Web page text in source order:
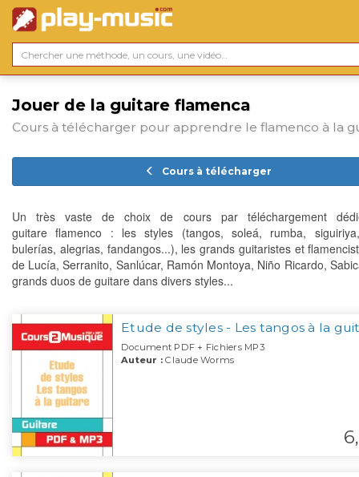
Jouer de la guitare flamenca
Cours à télécharger pour apprendre le flamenco à la
Cours à télécharger
Un très vaste de choix de cours par téléchargement
guitare flamenco : les styles (tangos, soleá, rumba,
bulerías, alegrias, fandangos...), les grands guitaristes et
de Lucía, Serranito, Sanlúcar, Ramón Montoya, Niño Ricardo,
grands duos de guitare dans divers styles...
Etude de styles - Les tangos à la
Document PDF + Fichiers MP3
Auteur : Claude Worms
6,